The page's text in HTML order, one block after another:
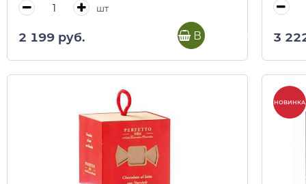
шт
2 199 руб. В корзину 3
НОВИНКА